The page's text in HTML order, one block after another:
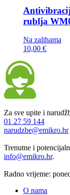
rublja
Na zalihama
10,00 €
Za sve upite i
01 27 59 144
narudzbe@emikro.hr
Trenutne i
info@emikro.hr.
Radno vrijeme:
O nama